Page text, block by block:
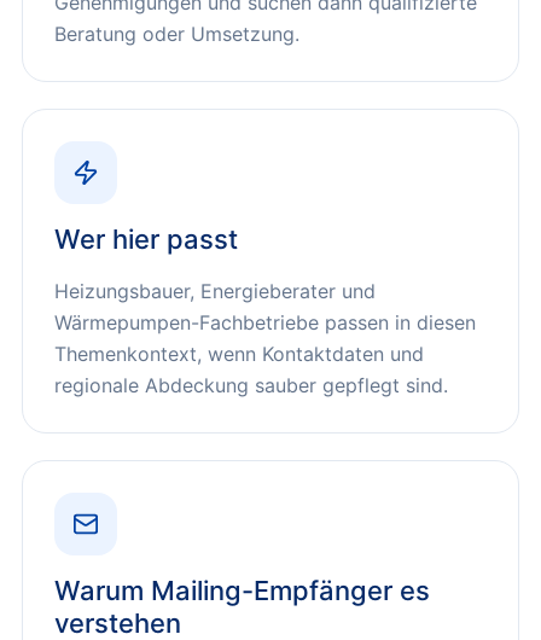
Beratung oder Umsetzung.
Wer hier passt
Heizungsbauer, Energieberater und
Wärmepumpen-Fachbetriebe passen in diesen
Themenkontext, wenn Kontaktdaten und
regionale Abdeckung sauber gepflegt sind.
Warum Mailing-Empfänger es
verstehen